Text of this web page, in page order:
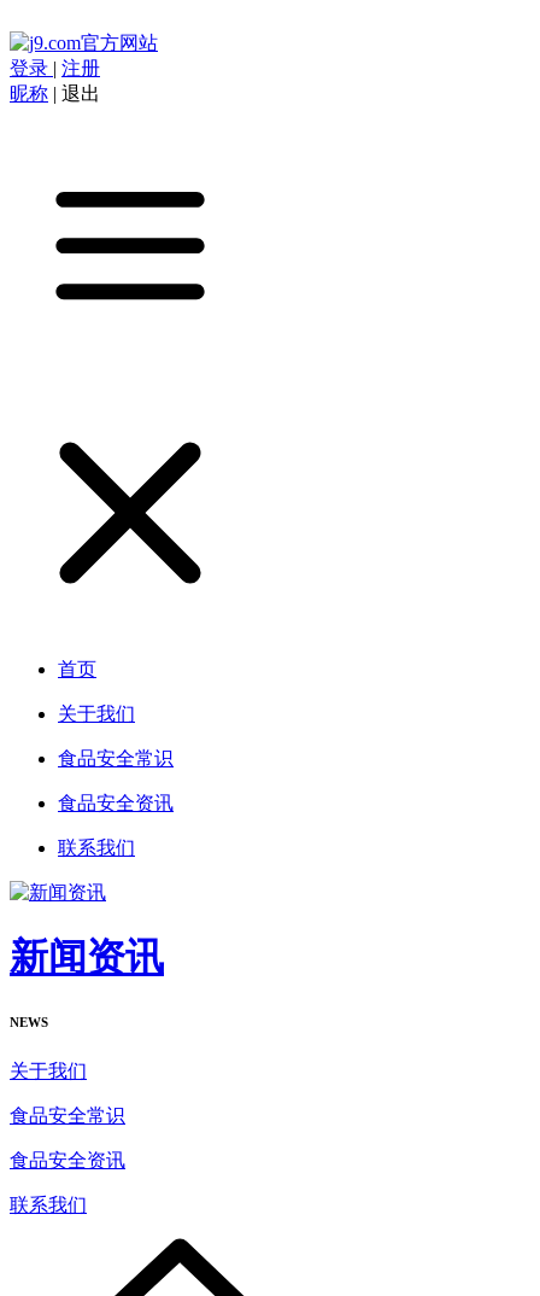
登录 | 注册
昵称 | 退出
首页
关于我们
食品安全常识
食品安全资讯
联系我们
新闻资讯
NEWS
关于我们
食品安全常识
食品安全资讯
联系我们